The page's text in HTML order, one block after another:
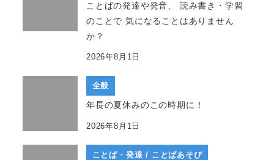
ことばの発達や発音、 読み書き・学習
のことで 気になることはありません
か？
2026年8月1日
全般
年長の夏休みのこの時期に！
2026年8月1日
ことば・発達 / ことばあそび